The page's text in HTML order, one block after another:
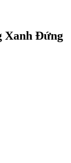
Xanh Đứng